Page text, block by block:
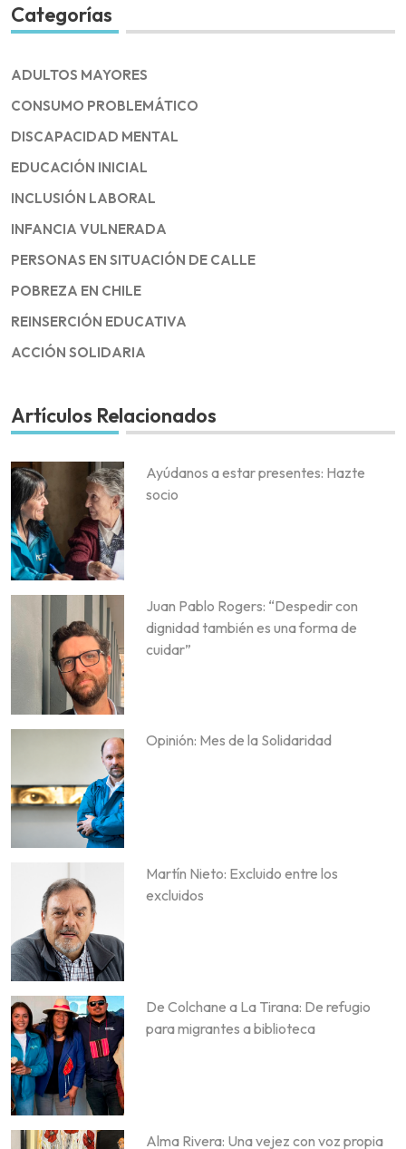
Categorías
ADULTOS MAYORES
CONSUMO PROBLEMÁTICO
DISCAPACIDAD MENTAL
EDUCACIÓN INICIAL
INCLUSIÓN LABORAL
INFANCIA VULNERADA
PERSONAS EN SITUACIÓN DE CALLE
POBREZA EN CHILE
REINSERCIÓN EDUCATIVA
ACCIÓN SOLIDARIA
Artículos Relacionados
Ayúdanos a estar presentes: Hazte
socio
Juan Pablo Rogers: “Despedir con
dignidad también es una forma de
cuidar”
Opinión: Mes de la Solidaridad
Martín Nieto: Excluido entre los
excluidos
De Colchane a La Tirana: De refugio
para migrantes a biblioteca
Alma Rivera: Una vejez con voz propia